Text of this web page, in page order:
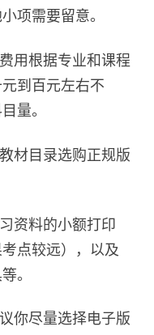
项需要留意。
根据专业和课程
到百元左右不
量。
目录选购正规版
资料的小额打印
点较远），以及
。
尽量选择电子版